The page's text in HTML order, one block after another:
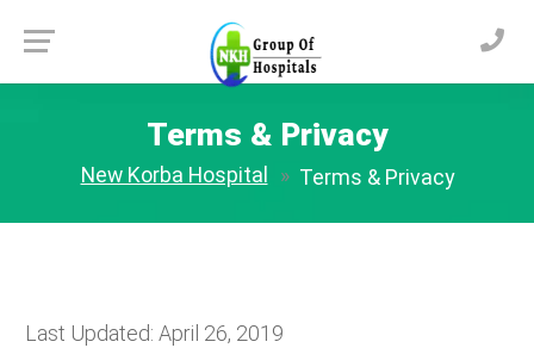
Terms & Privacy
New Korba Hospital Terms & Privacy
Last Updated: April 26, 2019